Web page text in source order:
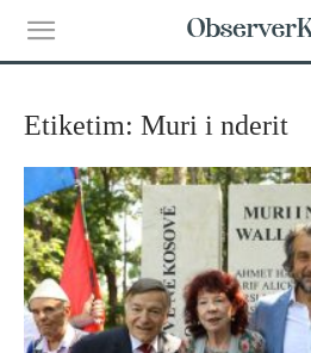
Etiketim: Muri i nderit